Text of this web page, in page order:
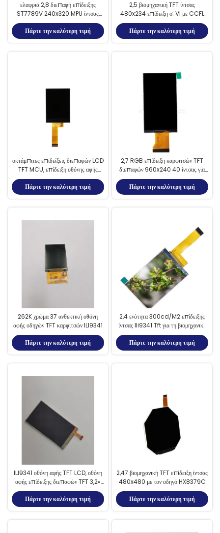
ελαφριά 2,8 διεπαφή επίδειξης
ST7789V 240x320 MPU ίντσας
LCD TFT
Πάρτε την καλύτερη τιμή
2,5 βιομηχανική TFT ίντσας
480x234 επίδειξη σ. VI με CCFL
Backlight
Πάρτε την καλύτερη τιμή
οκτάμπιτες επιδείξεις διεπαφών LCD
TFT MCU, επίδειξη οθόνης αφής
2.4inch TFT
Πάρτε την καλύτερη τιμή
2,7 RGB επίδειξη καρφιτσών TFT
διεπαφών 960x240 40 ίντσας για
τη ψηφιακή κάμερα
Πάρτε την καλύτερη τιμή
262K χρώμα 37 ανθεκτική οθόνη
αφής οδηγών TFT καρφιτσών ILI9341
Πάρτε την καλύτερη τιμή
2,4 ενότητα 300cd/M2 επίδειξης
ίντσας Ili9341 Tft για τη βιομηχανική
κατασκευή
Πάρτε την καλύτερη τιμή
ILI9341 οθόνη αφής TFT LCD, οθόνη
αφής επίδειξης διεπαφών TFT 3,2»
LVDS
Πάρτε την καλύτερη τιμή
2,47 βιομηχανική TFT επίδειξη ίντσας
480x480 με τον οδηγό HX8379C
Πάρτε την καλύτερη τιμή